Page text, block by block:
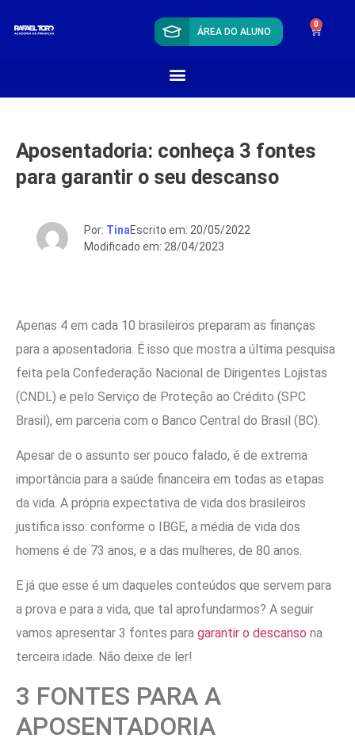
ÁREA DO ALUNO
0
Aposentadoria: conheça 3 fontes
para garantir o seu descanso
Por: TinaEscrito em: 20/05/2022
Modificado em: 28/04/2023
Apenas 4 em cada 10 brasileiros preparam as finanças
para a aposentadoria. É isso que mostra a última pesquisa
feita pela Confederação Nacional de Dirigentes Lojistas
(CNDL) e pelo Serviço de Proteção ao Crédito (SPC
Brasil), em parceria com o Banco Central do Brasil (BC).
Apesar de o assunto ser pouco falado, é de extrema
importância para a saúde financeira em todas as etapas
da vida. A própria expectativa de vida dos brasileiros
justifica isso: conforme o IBGE, a média de vida dos
homens é de 73 anos, e a das mulheres, de 80 anos.
E já que esse é um daqueles conteúdos que servem para
a prova e para a vida, que tal aprofundarmos? A seguir
vamos apresentar 3 fontes para garantir o descanso na
terceira idade. Não deixe de ler!
3 FONTES PARA A
APOSENTADORIA